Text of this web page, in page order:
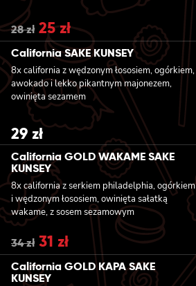
28zł Original
price
was:
28 zł.
25złCurrent
price
is:
25 zł.
California SAKE KUNSEY
8x california z wędzonym łososiem, ogórkiem,
awokado i lekko pikantnym majonezem,
owinięta sezamem
29 zł
California GOLD WAKAME SAKE
KUNSEY
8x california z serkiem philadelphia, ogórkiem
i wędzonym łososiem, owinięta sałatką
wakame, z sosem sezamowym
34zł Original
price
was:
34 zł.
31 zł Current
price
is:
31 zł.
California GOLD KAPA SAKE
KUNSEY